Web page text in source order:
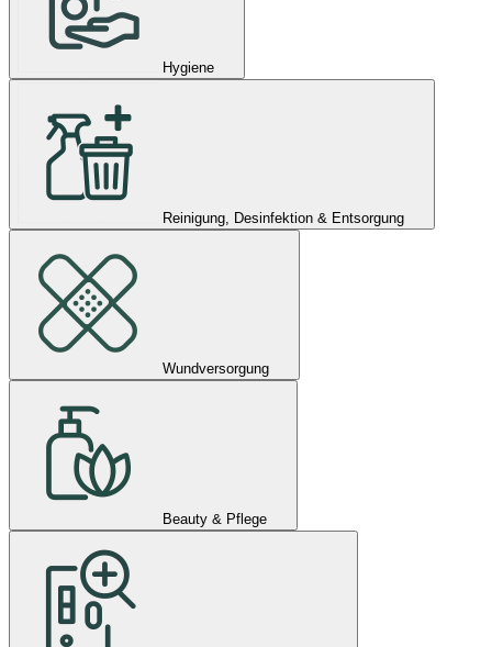
Hygiene
Reinigung, Desinfektion & Entsorgung
Wundversorgung
Beauty & Pflege